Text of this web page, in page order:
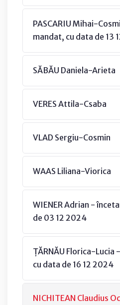
PASCARIU Mihai-
mandat, cu data de 13
SĂBĂU Daniela-Arieta
VERES Attila-Csaba
VLAD Sergiu-Cosmin
WAAS Liliana-Viorica
WIENER Adrian -
de 03 12 2024
ȚĂRNĂU Florica-Lucia
cu data de 16 12 2024
NICHITEAN Claudius